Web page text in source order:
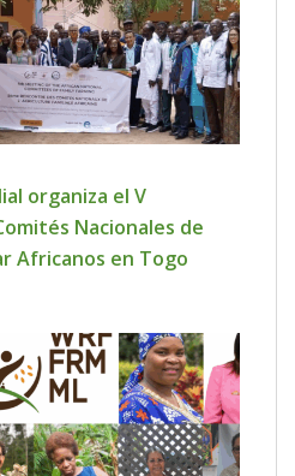
organiza el V
Nacionales de
Africanos en Togo